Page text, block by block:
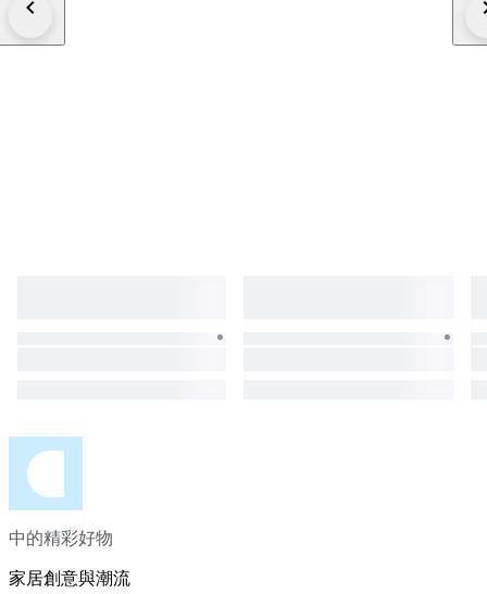
中的精彩好物
家居創意與潮流